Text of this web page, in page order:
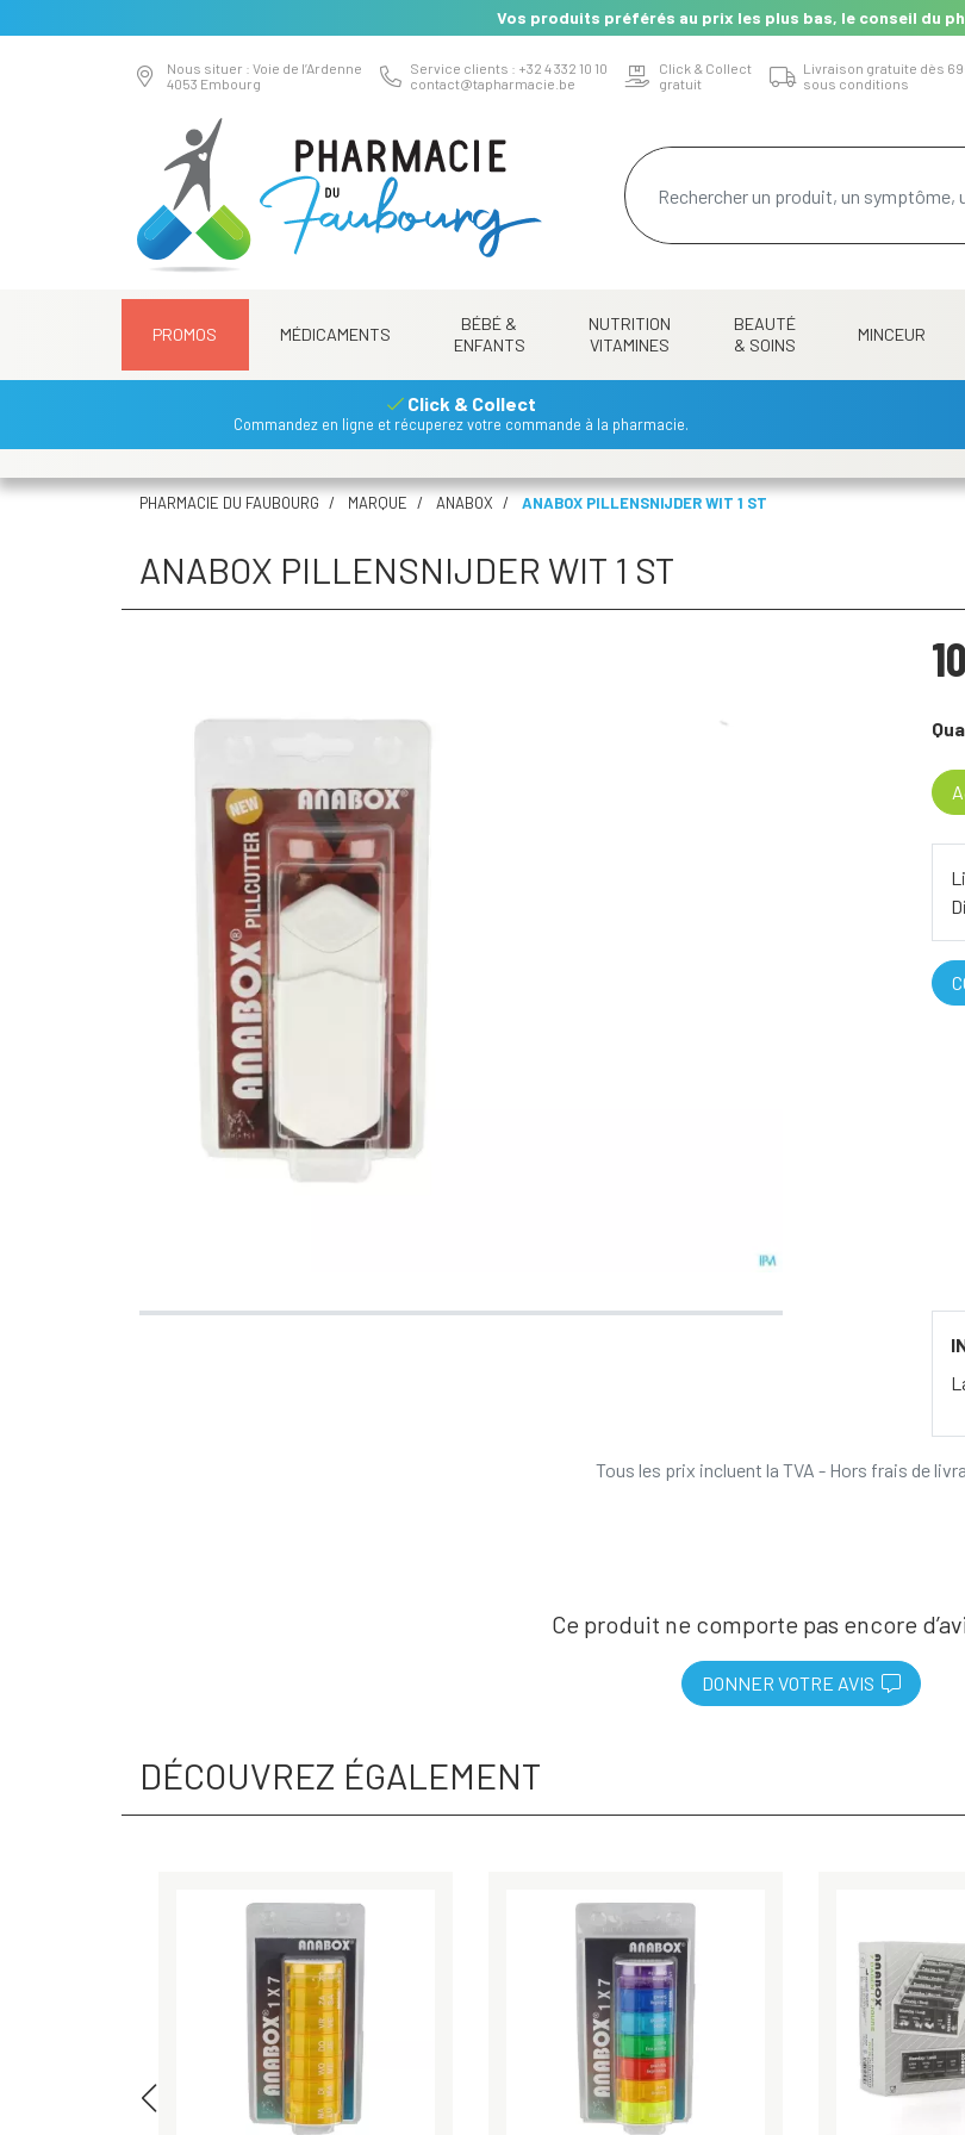
Vos produits préférés au prix les plus bas, le conseil du
Nous situer : Voie de l’Ardenne
4053 Embourg
Service clients : +32 4 332 10 10
contact@tapharmacie.be
Click & Collect
gratuit
Livraison gratuite dès
sous conditions
PROMOS MÉDICAMENTS
BÉBÉ &
ENFANTS
NUTRITION
VITAMINES
BEAUTÉ
& SOINS
MINCEUR
Click & Collect
Commandez en ligne et récuperez votre commande à la pharmacie.
PHARMACIE DU FAUBOURG MARQUE ANABOX ANABOX PILLENSNIJDER WIT 1 ST
ANABOX PILLENSNIJDER WIT 1 ST
10
Tous les prix incluent la TVA - Hors frais de
Ce produit ne comporte pas encore
DONNER VOTRE AVIS
DÉCOUVREZ ÉGALEMENT